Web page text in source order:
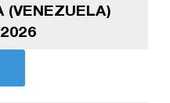
(VENEZUELA)